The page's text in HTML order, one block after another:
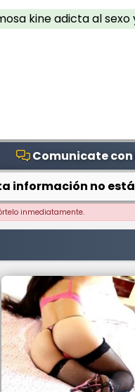
kine adicta al sexo
Comunicate con
información no
inmediatamente.